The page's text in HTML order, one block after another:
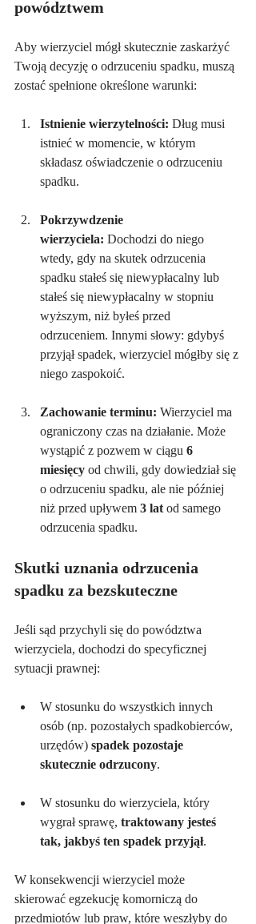
powództwem
Aby wierzyciel mógł skutecznie zaskarżyć
Twoją decyzję o odrzuceniu spadku, muszą
zostać spełnione określone warunki:
Istnienie wierzytelności: Dług musi
istnieć w momencie, w którym
składasz oświadczenie o odrzuceniu
spadku.
Pokrzywdzenie
wierzyciela: Dochodzi do niego
wtedy, gdy na skutek odrzucenia
spadku stałeś się niewypłacalny lub
stałeś się niewypłacalny w stopniu
wyższym, niż byłeś przed
odrzuceniem. Innymi słowy: gdybyś
przyjął spadek, wierzyciel mógłby się z
niego zaspokoić.
Zachowanie terminu: Wierzyciel ma
ograniczony czas na działanie. Może
wystąpić z pozwem w ciągu 6
miesięcy od chwili, gdy dowiedział się
o odrzuceniu spadku, ale nie później
niż przed upływem 3 lat od samego
odrzucenia spadku.
Skutki uznania odrzucenia
spadku za bezskuteczne
Jeśli sąd przychyli się do powództwa
wierzyciela, dochodzi do specyficznej
sytuacji prawnej:
W stosunku do wszystkich innych
osób (np. pozostałych spadkobierców,
urzędów) spadek pozostaje
skutecznie odrzucony.
W stosunku do wierzyciela, który
wygrał sprawę, traktowany jesteś
tak, jakbyś ten spadek przyjął.
W konsekwencji wierzyciel może
skierować egzekucję komorniczą do
przedmiotów lub praw, które weszłyby do